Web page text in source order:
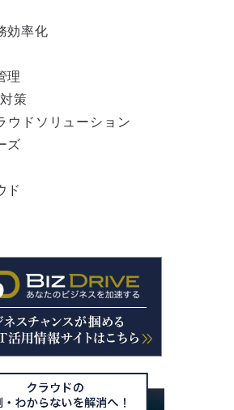
効率化
理
策
ウドソリューション
ズ
ド